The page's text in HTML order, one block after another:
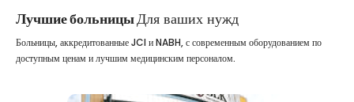
Лучшие больницыДля ваших нужд
Больницы, аккредитованные JCI и NABH, с современным оборудованием по
доступным ценам и лучшим медицинским персоналом.